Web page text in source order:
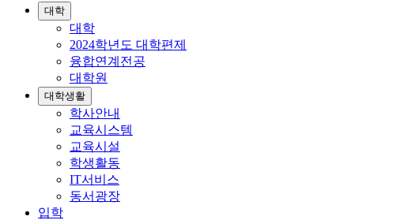
대학
대학
2024학년도 대학편제
융합연계전공
대학원
대학생활
학사안내
교육시스템
교육시설
학생활동
IT서비스
동서광장
입학